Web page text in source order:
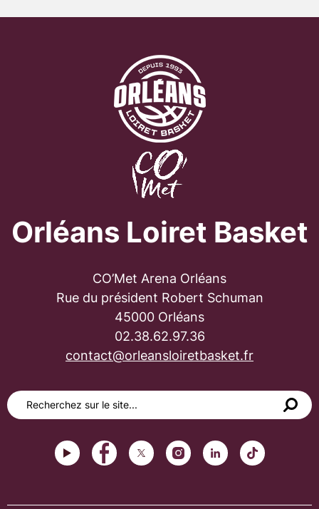
Orléans Loiret Basket
CO’Met Arena Orléans
Rue du président Robert Schuman
45000 Orléans
02.38.62.97.36
contact@orleansloiretbasket.fr